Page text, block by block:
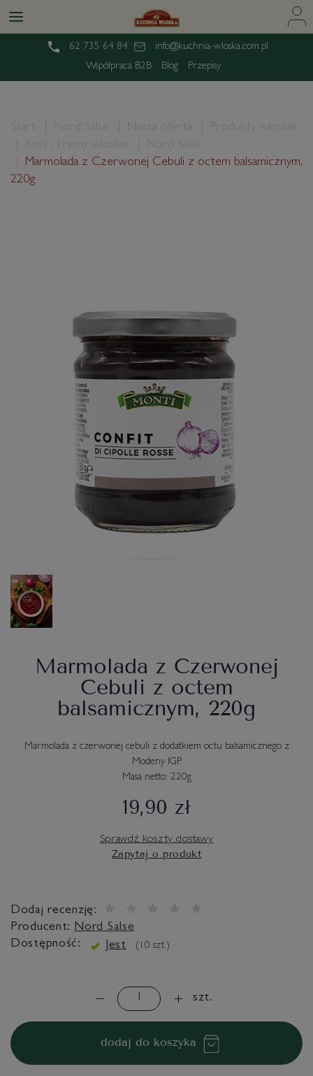
62 735 64 84
info@kuchnia-wloska.com.pl
Współpraca B2B
Blog Przepisy
Start Nord Salse Nasza oferta
Produkty włoskie
Sosy i kremy włoskie
Nord Salse
Marmolada z Czerwonej Cebuli z octem balsamicznym,
220g
Marmolada z Czerwonej
Cebuli z octem
balsamicznym, 220g
Marmolada z czerwonej cebuli z dodatkiem octu balsamicznego z
Modeny IGP
Masa netto: 220g
19,90 zł
Sprawdź koszty dostawy
Zapytaj o produkt
Dodaj recenzję:
Producent: Nord Salse
Dostępność:
Jest ( 10 szt.)
szt.
dodaj do koszyka